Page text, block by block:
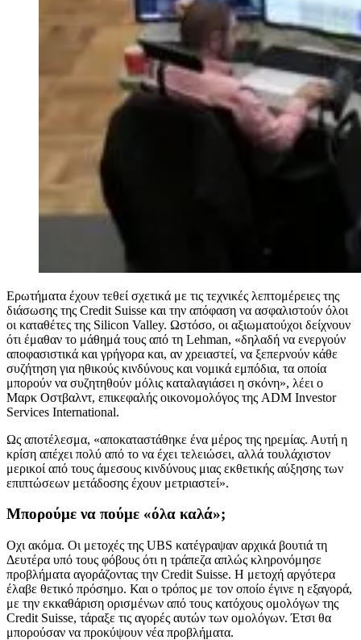
Ερωτήματα έχουν τεθεί σχετικά με τις τεχνικές λεπτομέρειες της
διάσωσης της Credit Suisse και την απόφαση να ασφαλιστούν όλοι
οι καταθέτες της Silicon Valley. Ωστόσο, οι αξιωματούχοι δείχνουν
ότι έμαθαν το μάθημά τους από τη Lehman, «δηλαδή να ενεργούν
αποφασιστικά και γρήγορα και, αν χρειαστεί, να ξεπερνούν κάθε
συζήτηση για ηθικούς κινδύνους και νομικά εμπόδια, τα οποία
μπορούν να συζητηθούν μόλις καταλαγιάσει η σκόνη», λέει ο
Μαρκ Οστβαλντ, επικεφαλής οικονομολόγος της ADM Investor
Services International.
Ως αποτέλεσμα, «αποκαταστάθηκε ένα μέρος της ηρεμίας. Αυτή η
κρίση απέχει πολύ από το να έχει τελειώσει, αλλά τουλάχιστον
μερικοί από τους άμεσους κινδύνους μιας εκθετικής αύξησης των
επιπτώσεων μετάδοσης έχουν μετριαστεί».
Μπορούμε να πούμε «όλα καλά»;
Οχι ακόμα. Οι μετοχές της UBS κατέγραψαν αρχικά βουτιά τη
Δευτέρα υπό τους φόβους ότι η τράπεζα απλώς κληρονόμησε
προβλήματα αγοράζοντας την Credit Suisse. Η μετοχή αργότερα
έλαβε θετικό πρόσημο. Και ο τρόπος με τον οποίο έγινε η εξαγορά,
με την εκκαθάριση ορισμένων από τους κατόχους ομολόγων της
Credit Suisse, τάραξε τις αγορές αυτών των ομολόγων. Έτσι θα
μπορούσαν να προκύψουν νέα προβλήματα.